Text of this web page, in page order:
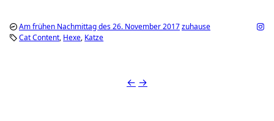
Am frühen Nachmittag des 26. November 2017zuhause
Cat Content Hexe Katze
← →